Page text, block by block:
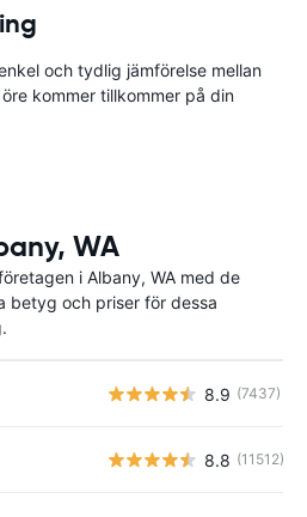
och tydlig jämförelse mellan
kommer tillkommer på din
WA
i Albany, WA med de
betyg och priser för dessa
8.9 (7437)
8.8 (11512)